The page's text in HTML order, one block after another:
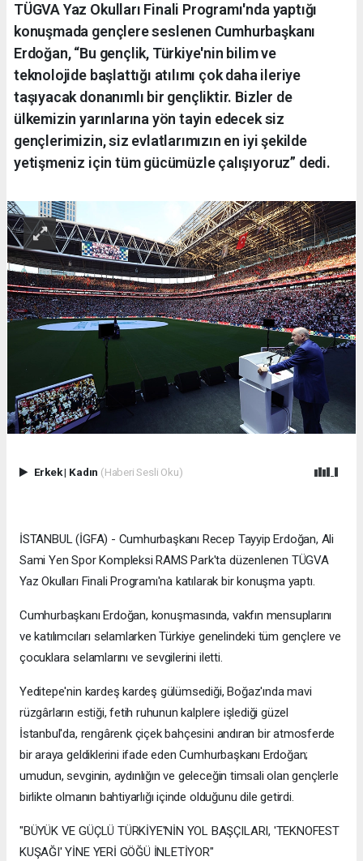
TÜGVA Yaz Okulları Finali Programı'nda yaptığı
konuşmada gençlere seslenen Cumhurbaşkanı
Erdoğan, “Bu gençlik, Türkiye'nin bilim ve
teknolojide başlattığı atılımı çok daha ileriye
taşıyacak donanımlı bir gençliktir. Bizler de
ülkemizin yarınlarına yön tayin edecek siz
gençlerimizin, siz evlatlarımızın en iyi şekilde
yetişmeniz için tüm gücümüzle çalışıyoruz” dedi.
Erkek| Kadın (Haberi Sesli Oku)
İSTANBUL (İGFA) - Cumhurbaşkanı Recep Tayyip Erdoğan, Ali
Sami Yen Spor Kompleksi RAMS Park'ta düzenlenen TÜGVA
Yaz Okulları Finali Programı'na katılarak bir konuşma yaptı.
Cumhurbaşkanı Erdoğan, konuşmasında, vakfın mensuplarını
ve katılımcıları selamlarken Türkiye genelindeki tüm gençlere ve
çocuklara selamlarını ve sevgilerini iletti.
Yeditepe'nin kardeş kardeş gülümsediği, Boğaz'ında mavi
rüzgârların estiği, fetih ruhunun kalplere işlediği güzel
İstanbul'da, rengârenk çiçek bahçesini andıran bir atmosferde
bir araya geldiklerini ifade eden Cumhurbaşkanı Erdoğan;
umudun, sevginin, aydınlığın ve geleceğin timsali olan gençlerle
birlikte olmanın bahtiyarlığı içinde olduğunu dile getirdi.
"BÜYÜK VE GÜÇLÜ TÜRKİYE'NİN YOL BAŞÇILARI, 'TEKNOFEST
KUŞAĞI' YİNE YERİ GÖĞÜ İNLETİYOR"